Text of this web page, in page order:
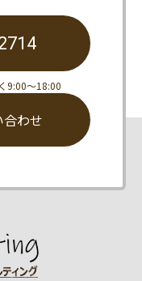
9:00〜18:00
わせ